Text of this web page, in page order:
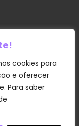
cookies para
e oferecer
Para saber